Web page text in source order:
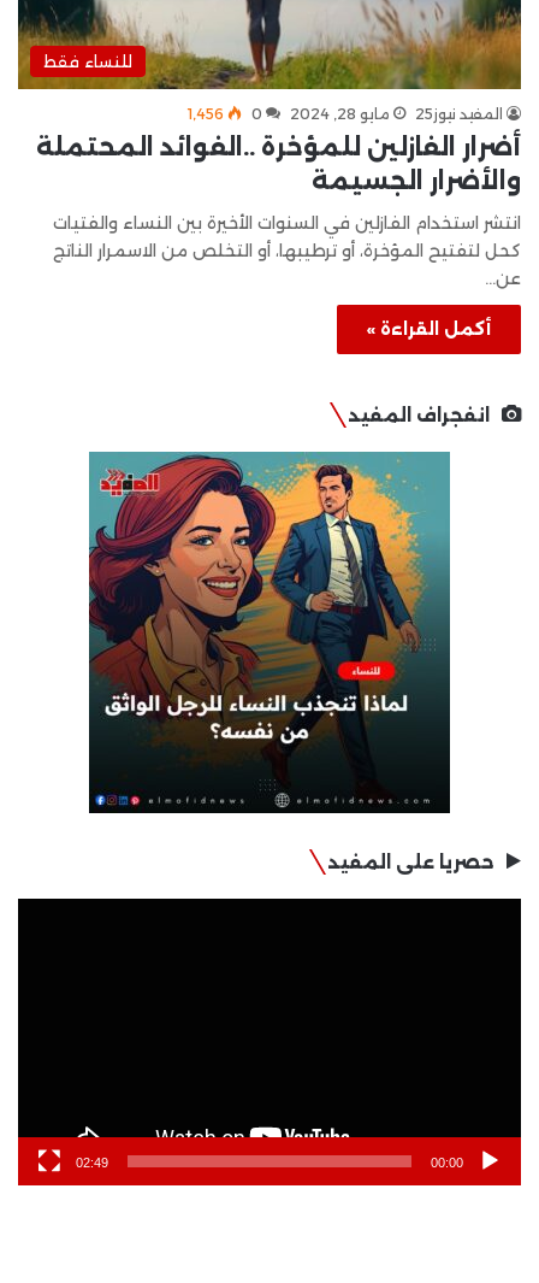
للنساء فقط
المفيد نيوز25 مايو 28, 2024 0 1٬456
أضرار الفازلين للمؤخرة ..الفوائد المحتملة
والأضرار الجسيمة
انتشر استخدام الفازلين في السنوات الأخيرة بين النساء والفتيات
كحل لتفتيح المؤخرة، أو ترطيبها، أو التخلص من الاسمرار الناتج
عن…
أكمل القراءة »
انفجراف المفيد
حصريا على المفيد
00:00
02:49